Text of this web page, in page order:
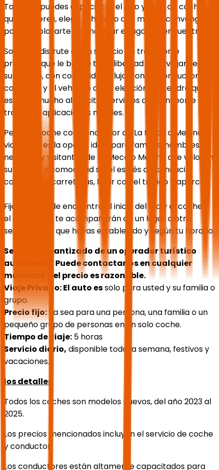
También puedes especificar el tipo y nivel de coche
que prefieres, elegir el horario que más te convenga
para desplazarte y concretar el lugar de encuentro.
Solicite y disfrute de un servicio de transporte
premium que le brinda total libertad para viajar según
su horario, con comodidad y lujo, con un conductor
calificado y el vehículo de su elección. No tendrá que
esperar mucho al solicitar servicios de transporte a
través de aplicaciones móviles.
Pedir un coche con conductor de La Meca a Medina y
viceversa es la opción ideal para familias, hombres de
negocios y visitantes de La Meca o Medina que valoran
su tiempo y comodidad sin el estrés de conducir,
conocer las carreteras, lidiar con el tráfico y aparcar.
Fija un lugar de encuentro al inicio del día y el coche y
el conductor te acompañarán de un lugar a otro
según la ruta que hayas establecido y según tu horario.
Servicio garantizado de un operador turístico
autorizado. Puede contactarlos en cualquier
momento y el precio es razonable.
Viaje Privado: El auto essolo para usted y su familia o
grupo.
Precio fijo:ya sea para una persona, una familia o un
pequeño grupo de personas en un solo coche.
Tiempo de viaje: 5 horas
Servicio diario, disponible toda la semana, festivos y
vacaciones.
los detalles
Todos los coches son modelos nuevos, del año 2023 al
2025.
Los precios mencionados incluyen el servicio de coche
y conductor.
Los conductores están altamente capacitados para